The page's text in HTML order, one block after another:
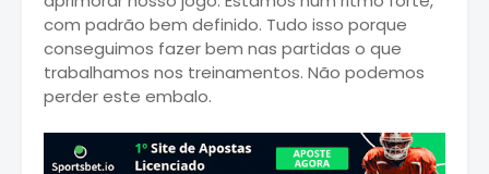
com padrão bem definido. Tudo isso porque
conseguimos fazer bem nas partidas o que
trabalhamos nos treinamentos. Não podemos
perder este embalo.